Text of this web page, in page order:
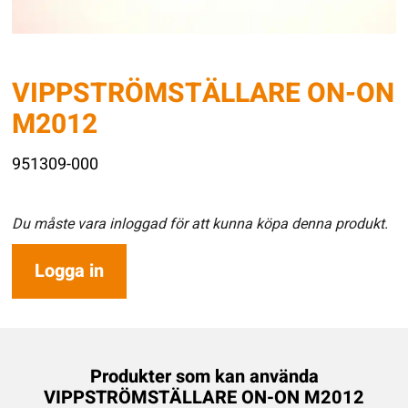
VIPPSTRÖMSTÄLLARE ON-ON
M2012
951309-000
Du måste vara inloggad för att kunna köpa denna produkt.
Logga in
Produkter som kan använda
VIPPSTRÖMSTÄLLARE ON-ON M2012